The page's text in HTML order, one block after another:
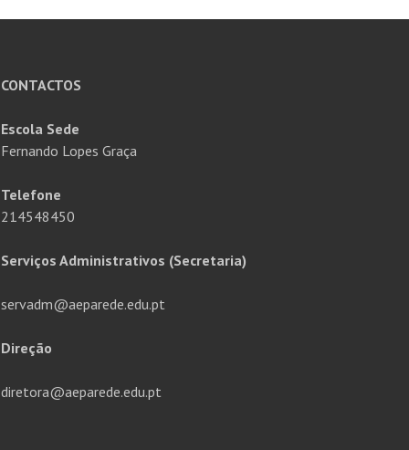
CONTACTOS
Escola Sede
Fernando Lopes Graça
Telefone
214548450
Serviços Administrativos (Secretaria)
servadm@aeparede.edu.pt
Direção
diretora@aeparede.edu.pt